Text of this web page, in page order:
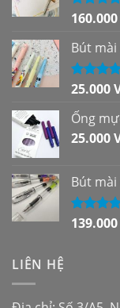
Được
sao
160.000
Bút mài
Được
sao
25.000
Ống
25.000
Bút mài
Được
139.000
LIÊN HỆ